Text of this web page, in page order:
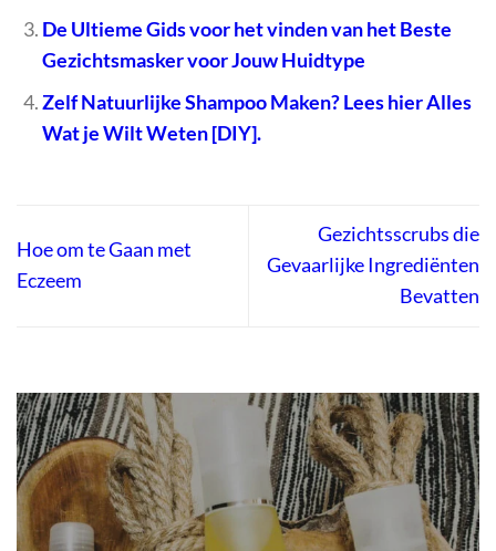
De Ultieme Gids voor het vinden van het Beste
Gezichtsmasker voor Jouw Huidtype
Zelf Natuurlijke Shampoo Maken? Lees hier Alles
Wat je Wilt Weten [DIY].
Hoe om te Gaan met
Eczeem
Gezichtsscrubs die
Gevaarlijke Ingrediënten
Bevatten